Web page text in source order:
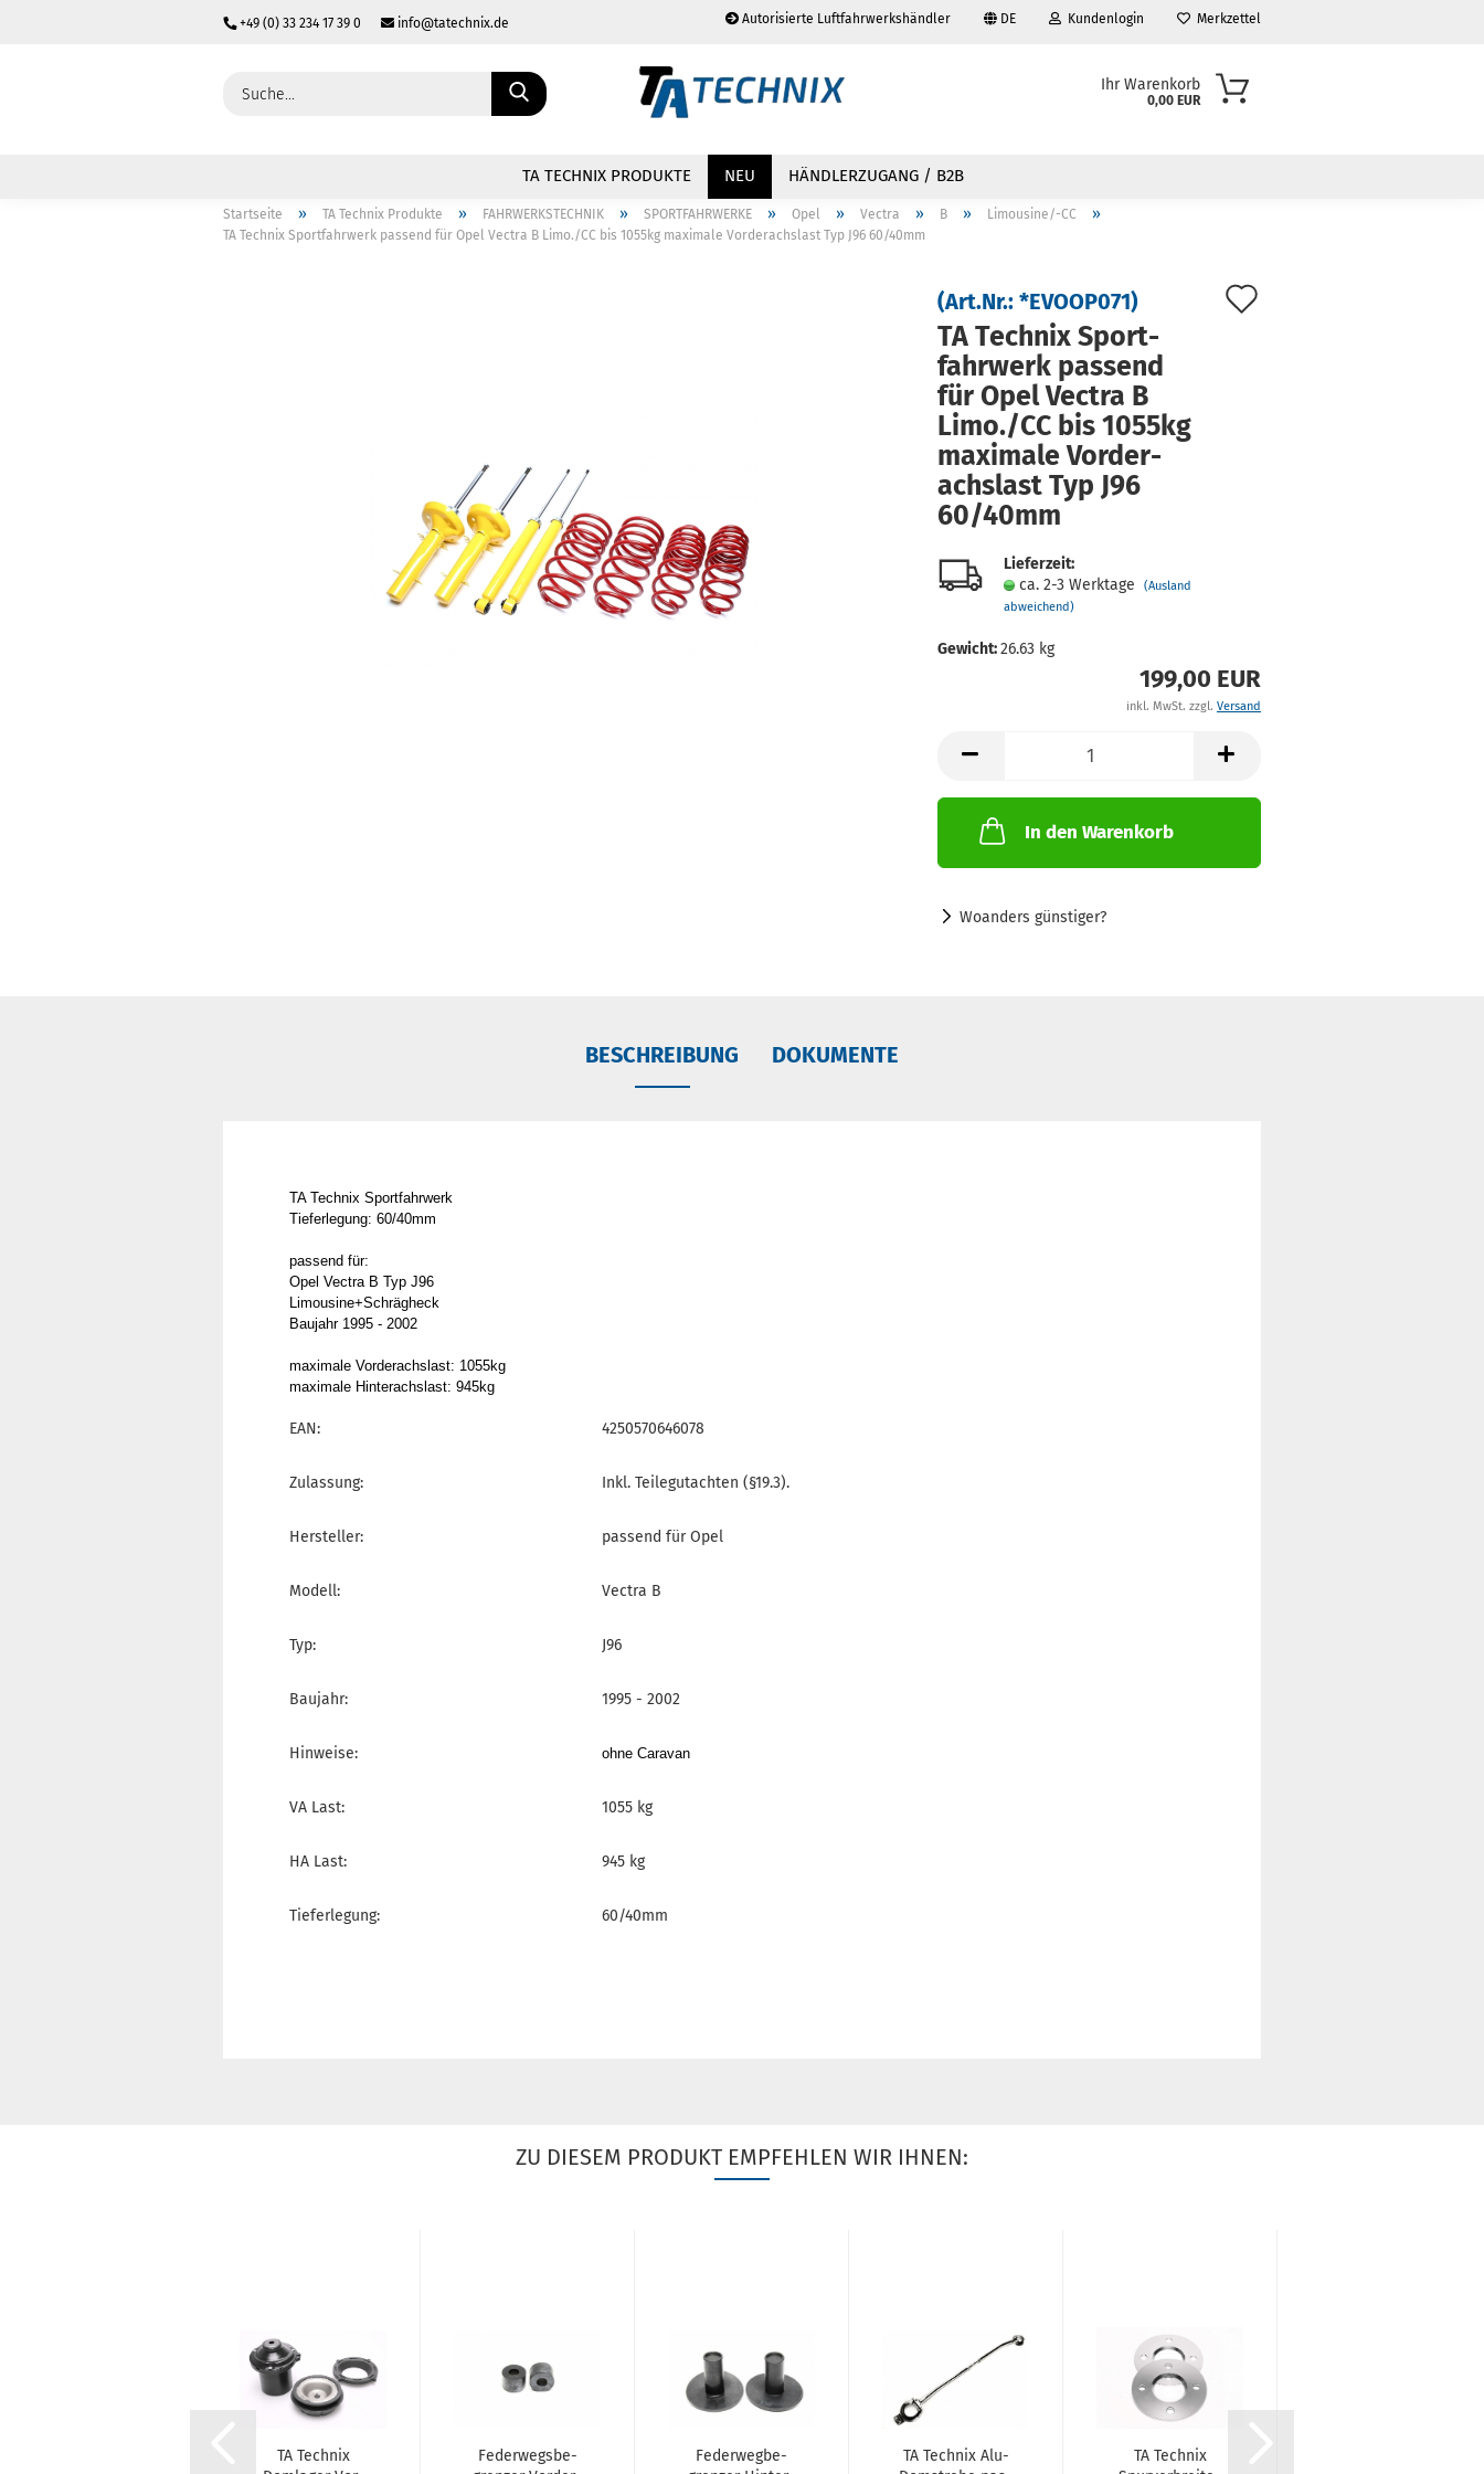
+49 (0) 33 234 17 39 0 info@tatechnix.de Autorisierte Luftfahrwerkshändler DE
Sprache auswählen
Kundenlogin
Passwort vergessen?
Merkzettel
Ihr Warenkorb
0,00 EUR
TA TECHNIX PRODUKTE NEU HÄNDLERZUGANG / B2B
Startseite » TA Technix Produkte » FAHRWERKSTECHNIK » SPORTFAHRWERKE » Opel » Vectra » B » Limousine/-CC »
TA Technix Sportfahrwerk passend für Opel Vectra B Limo./CC bis 1055kg maximale Vorderachslast Typ J96 60/40mm
(Art.Nr.: *EVOOP071)
TA Tech­nix Sport­
fahr­werk pas­send
für Opel Vec­tra B
Limo./CC bis 1055kg
ma­xi­ma­le Vor­der­
achs­last Typ J96
60/40mm
Lieferzeit:
ca. 2-3 Werktage
(Ausland
abweichend)
Gewicht:26.63kg
199,00 EUR
inkl. MwSt. zzgl. Versand
In den Warenkorb
Woanders günstiger?
BESCHREIBUNG DOKUMENTE
TA Technix Sportfahrwerk
Tieferlegung: 60/40mm
passend für:
Opel Vectra B Typ J96
Limousine+Schrägheck
Baujahr 1995 - 2002
maximale Vorderachslast: 1055kg
maximale Hinterachslast: 945kg
EAN: 4250570646078
Zulassung: Inkl. Teilegutachten (§19.3).
Hersteller: passend für Opel
Modell: Vectra B
Typ: J96
Baujahr: 1995 - 2002
Hinweise: ohne Caravan
VA Last: 1055 kg
HA Last: 945 kg
Tieferlegung: 60/40mm
ZU DIESEM PRODUKT EMPFEHLEN WIR IHNEN:
TA Tech­nix
Fe­der­wegs­be­
Fe­der­weg­be­
TA Tech­nix Alu-​
TA Tech­nix